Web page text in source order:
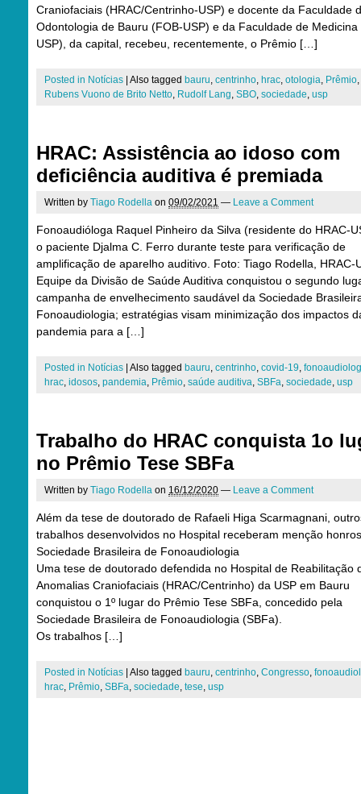
Craniofaciais (HRAC/Centrinho-USP) e docente da Faculdade
Odontologia de Bauru (FOB-USP) e da Faculdade de Medicina
USP), da capital, recebeu, recentemente, o Prêmio […]
Posted in Notícias Also tagged bauru, centrinho, hrac, otologia, Prêmio,
Rubens Vuono de Brito Netto, Rudolf Lang, SBO, sociedade, usp
HRAC: Assistência ao idoso com
deficiência auditiva é premiada
Written by Tiago Rodella on 09/02/2021 — Leave a Comment
Fonoaudióloga Raquel Pinheiro da Silva (residente do HRAC-
o paciente Djalma C. Ferro durante teste para verificação de
amplificação de aparelho auditivo. Foto: Tiago Rodella, HRAC-
Equipe da Divisão de Saúde Auditiva conquistou o segundo
campanha de envelhecimento saudável da Sociedade
Fonoaudiologia; estratégias visam minimização dos impactos
pandemia para a […]
Posted in Notícias Also tagged bauru, centrinho, covid-19,
hrac, idosos, pandemia, Prêmio, saúde auditiva, SBFa, sociedade, usp
Trabalho do HRAC conquista 1o
no Prêmio Tese SBFa
Written by Tiago Rodella on 16/12/2020 — Leave a Comment
Além da tese de doutorado de Rafaeli Higa Scarmagnani,
trabalhos desenvolvidos no Hospital receberam menção
Sociedade Brasileira de Fonoaudiologia
Uma tese de doutorado defendida no Hospital de Reabilitação
Anomalias Craniofaciais (HRAC/Centrinho) da USP em Bauru
conquistou o 1º lugar do Prêmio Tese SBFa, concedido pela
Sociedade Brasileira de Fonoaudiologia (SBFa).
Os trabalhos […]
Posted in Notícias Also tagged bauru, centrinho, Congresso,
hrac, Prêmio, SBFa, sociedade, tese, usp